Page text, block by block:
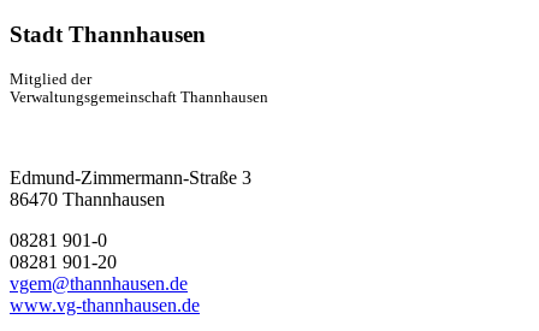
Stadt Thannhausen
Mitglied der
Verwaltungsgemeinschaft Thannhausen
Edmund-Zimmermann-Straße 3
86470 Thannhausen
08281 901-0
08281 901-20
vgem@thannhausen.de
www.vg-thannhausen.de